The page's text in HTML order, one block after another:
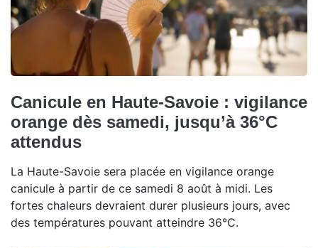
Canicule en Haute-Savoie : vigilance
orange dès samedi, jusqu’à 36°C
attendus
La Haute-Savoie sera placée en vigilance orange
canicule à partir de ce samedi 8 août à midi. Les
fortes chaleurs devraient durer plusieurs jours, avec
des températures pouvant atteindre 36°C.